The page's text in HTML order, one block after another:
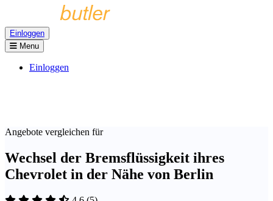
Einloggen
Menu
Einloggen
Angebote vergleichen für
Wechsel der Bremsflüssigkeit ihres
Chevrolet in der Nähe von Berlin